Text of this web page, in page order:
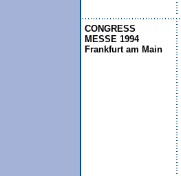
CONGRESS
MESSE 1994
Frankfurt am Main